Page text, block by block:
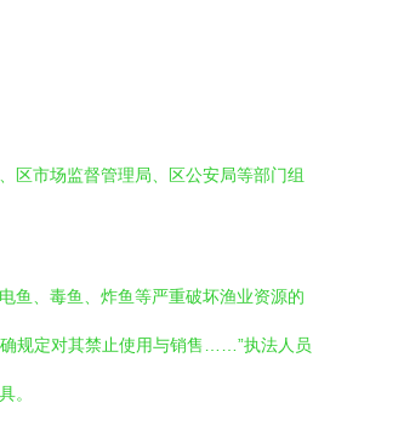
区市场监督管理局、区公安局等部门组
鱼、毒鱼、炸鱼等严重破坏渔业资源的
确规定对其禁止使用与销售……”执法人员
。